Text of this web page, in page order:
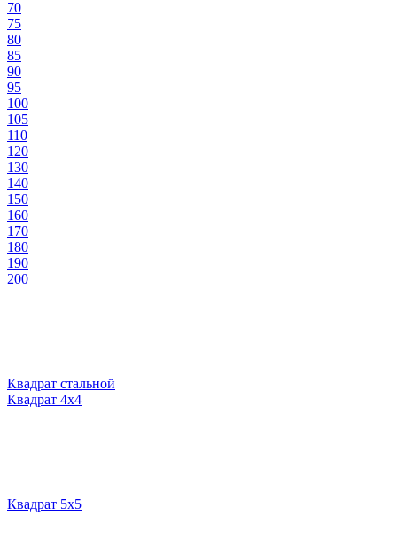
70
75
80
85
90
95
100
105
110
120
130
140
150
160
170
180
190
200
Квадрат стальной
Квадрат 4х4
Квадрат 5х5